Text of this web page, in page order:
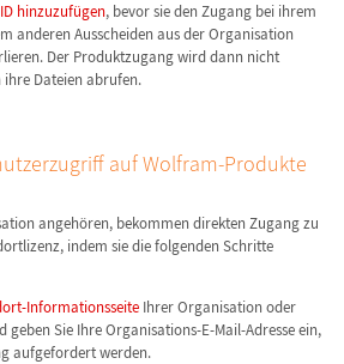
hinzuzufügen, bevor sie den Zugang bei ihrem
anderen Ausscheiden aus der Organisation
Der Produktzugang wird dann nicht
Dateien abrufen.
auf Wolfram-Produkte
angehören, bekommen direkten Zugang zu
indem sie die folgenden Schritte
InformationsseiteIhrer Organisation oder
geben Sie Ihre Organisations-E-Mail-Adresse ein,
aufgefordert werden.